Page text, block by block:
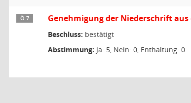
Ö 7 Genehmigung der Niederschrift aus
Beschluss: bestätigt
Abstimmung: Ja: 5, Nein: 0, Enthaltung: 0